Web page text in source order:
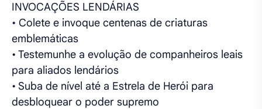
INVOCAÇÕES LENDÁRIAS
• Colete e invoque centenas de criaturas
emblemáticas
• Testemunhe a evolução de companheiros leais
para aliados lendários
• Suba de nível até a Estrela de Herói para
desbloquear o poder supremo